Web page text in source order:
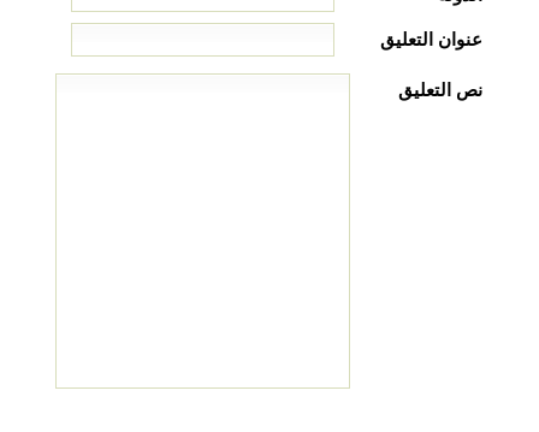
عنوان التعليق
نص التعليق